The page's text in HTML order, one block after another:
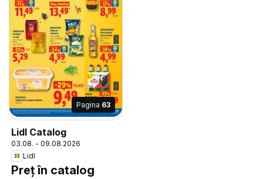
Pagina 63
Lidl Catalog
03.08. - 09.08.2026
Lidl
Preț în catalog